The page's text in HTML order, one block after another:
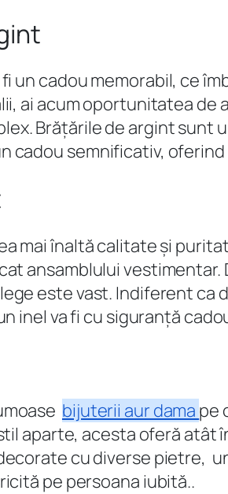
un cadou memorabil, ce
ai acum oportunitatea de
Brățările de argint sunt
cadou semnificativ,
mai înaltă calitate și
ansamblului vestimentar.
este vast. Indiferent
inel va fi cu siguranță
bijuterii aur dama pe
aparte, acesta oferă atât
cu diverse pietre,
pe persoana iubită..